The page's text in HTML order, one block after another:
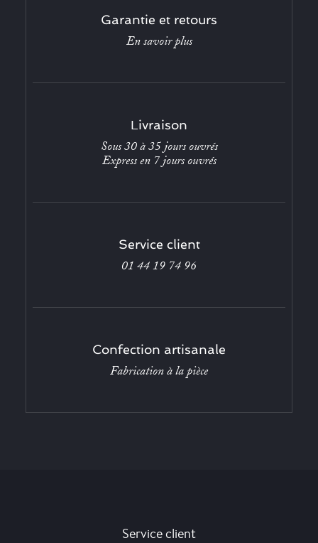
Garantie et retours
En savoir plus
Livraison
Sous 30 à 35 jours ouvrés
Express en 7 jours ouvrés
Service client
01 44 19 74 96
Confection artisanale
Fabrication à la pièce
Service client